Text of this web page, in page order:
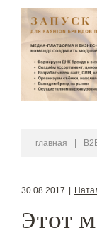
главная
30.08.2017
Этот